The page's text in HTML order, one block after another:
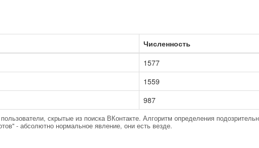
Численность
1577
1559
987
скрытые из поиска ВКонтакте. Алгоритм определения
- абсолютно нормальное явление, они есть везде.